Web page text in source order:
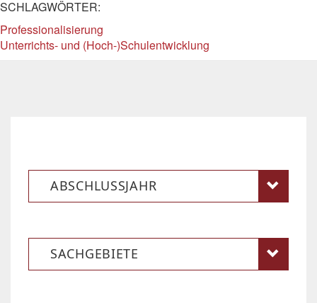
SCHLAGWÖRTER:
Professionalisierung
Unterrichts- und (Hoch-)Schulentwicklung
ABSCHLUSSJAHR
SACHGEBIETE